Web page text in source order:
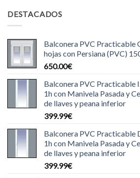
DESTACADOS
Balconera PVC Practicable
hojas con Persiana (PVC)
650.00€
Balconera PVC Practicable
1h con Manivela Pasada y
de llaves y peana inferior
399.99€
Balconera PVC Practicable
1h con Manivela Pasada y
de llaves y peana inferior
399.99€